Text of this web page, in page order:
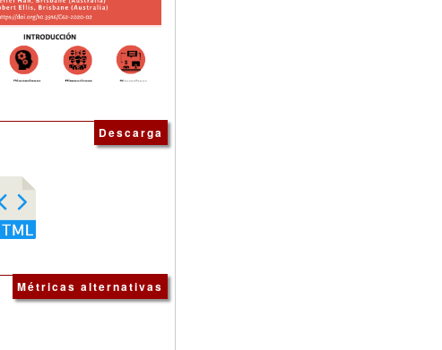
Descarga
Métricas alternativas